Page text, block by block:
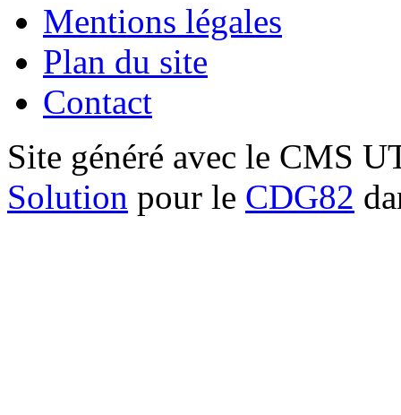
Mentions légales
Plan du site
Contact
Site généré avec le CMS
Solution pour le CDG82